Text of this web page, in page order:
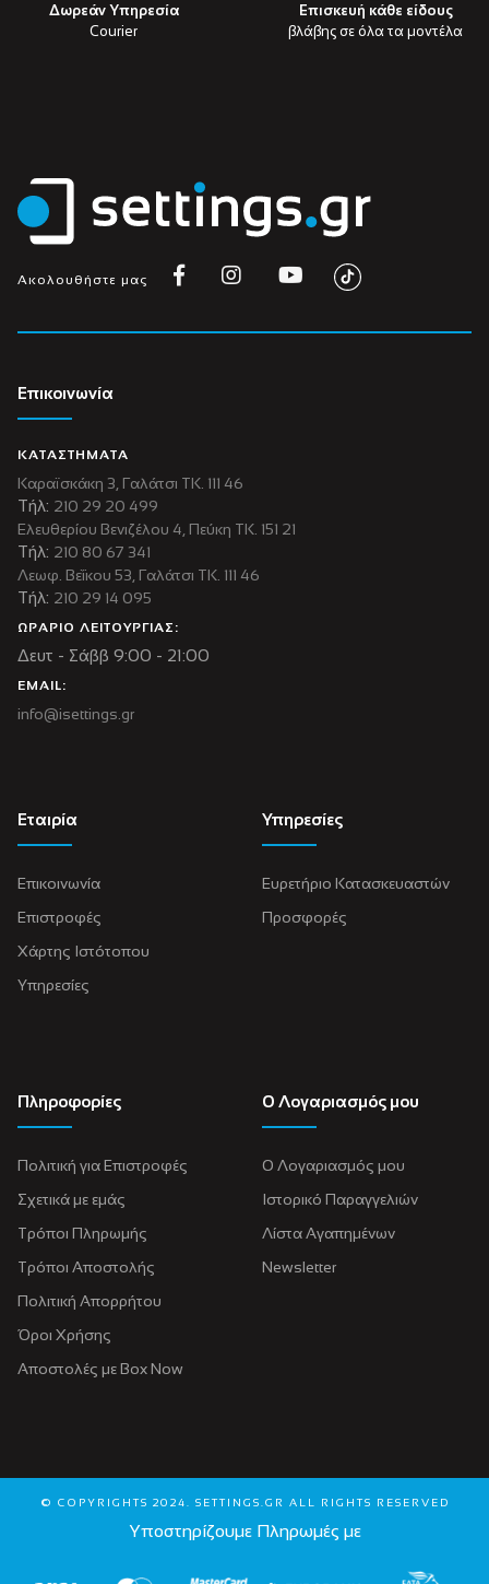
Δωρεάν Υπηρεσία
Courier
Επισκευή κάθε είδους
βλάβης σε όλα τα μοντέλα
Ακολουθήστε μας
Επικοινωνία
ΚΑΤΑΣΤΗΜΑΤΑ
Καραϊσκάκη 3, Γαλάτσι ΤΚ. 111 46
Τήλ: 210 29 20 499
Ελευθερίου Βενιζέλου 4, Πεύκη ΤΚ. 151 21
Τήλ: 210 80 67 341
Λεωφ. Βεΐκου 53, Γαλάτσι ΤΚ. 111 46
Τήλ: 210 29 14 095
ΩΡΑΡΙΟ ΛΕΙΤΟΥΡΓΙΑΣ:
Δευτ - Σάββ 9:00 - 21:00
EMAIL:
info@isettings.gr
Εταιρία
Επικοινωνία
Επιστροφές
Χάρτης Ιστότοπου
Υπηρεσίες
Υπηρεσίες
Ευρετήριο Κατασκευαστών
Προσφορές
Πληροφορίες
Πολιτική για Eπιστροφές
Σχετικά με εμάς
Τρόποι Πληρωμής
Τρόποι Αποστολής
Πολιτική Απορρήτου
Όροι Χρήσης
Αποστολές με Box Now
Ο Λογαριασμός μου
Ο Λογαριασμός μου
Ιστορικό Παραγγελιών
Λίστα Αγαπημένων
Newsletter
© COPYRIGHTS 2024. SETTINGS.GR ALL RIGHTS RESERVED
Υποστηρίζουμε Πληρωμές με